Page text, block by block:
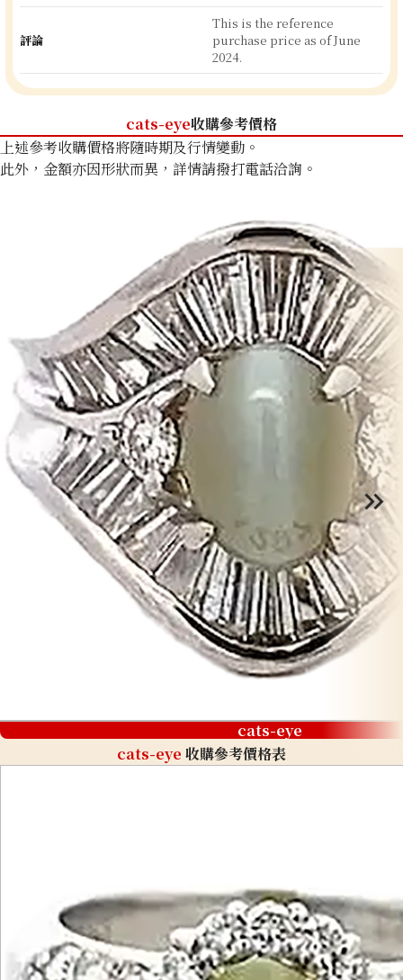
評論
This is the reference
purchase price as of June
2024.
cats-eye收購參考價格
上述參考收購價格將隨時期及行情變動。
此外，金額亦因形狀而異，詳情請撥打電話洽詢。
cats-eye
cats-eye 收購參考價格表